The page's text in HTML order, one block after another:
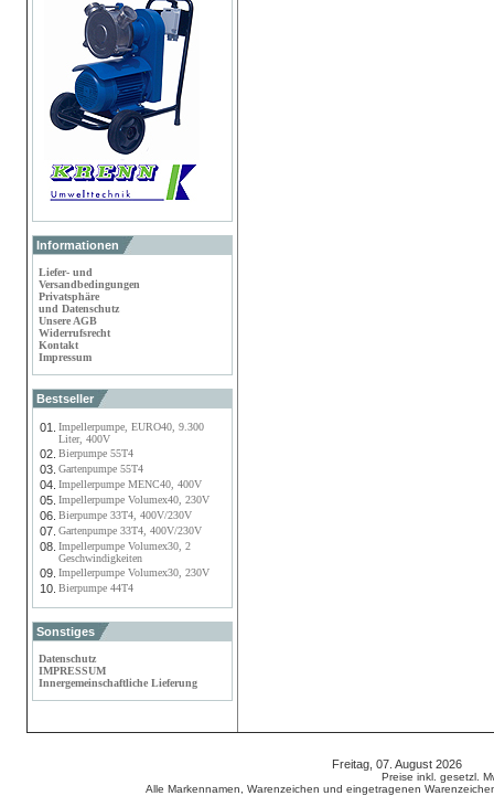
Informationen
Liefer- und
Versandbedingungen
Privatsphäre
und Datenschutz
Unsere AGB
Widerrufsrecht
Kontakt
Impressum
Bestseller
01.
Impellerpumpe, EURO40, 9.300
Liter, 400V
02. Bierpumpe 55T4
03. Gartenpumpe 55T4
04. Impellerpumpe MENC40, 400V
05. Impellerpumpe Volumex40, 230V
06. Bierpumpe 33T4, 400V/230V
07. Gartenpumpe 33T4, 400V/230V
08. Impellerpumpe Volumex30, 2
Geschwindigkeiten
09. Impellerpumpe Volumex30, 230V
10. Bierpumpe 44T4
Sonstiges
Datenschutz
IMPRESSUM
Innergemeinschaftliche Lieferung
Freitag, 07. August 2026
Preise inkl. gesetzl.
Alle Markennamen, Warenzeichen und eingetragenen